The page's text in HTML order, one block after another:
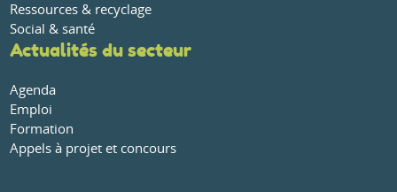
Ressources & recyclage
Social & santé
Actualités du secteur
Agenda
Emploi
Formation
Appels à projet et concours